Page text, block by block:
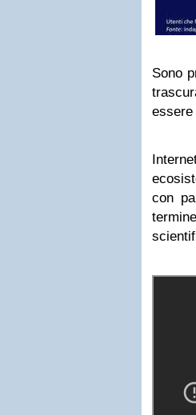
Sono
essere
con